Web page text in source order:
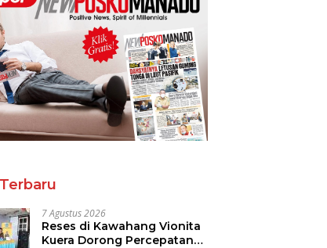
7 Agustus 2026
Reses di Kawahang Vionita
Kuera Dorong Percepatan